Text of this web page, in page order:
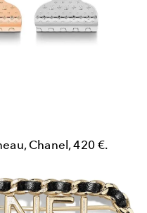
Chanel, 420 €.